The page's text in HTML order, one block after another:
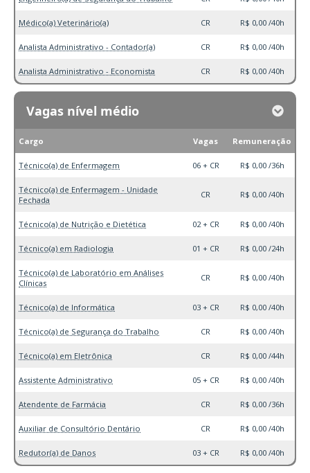
Médico(a) Veterinário(a) CR R$ 0,00 /40h
Analista Administrativo - Contador(a) CR R$ 0,00 /40h
Analista Administrativo - Economista CR R$ 0,00 /40h
Vagas nível médio
Cargo Vagas Remuneração
Técnico(a) de Enfermagem 06 + CR R$ 0,00 /36h
Técnico(a) de Enfermagem - Unidade
Fechada
CR R$ 0,00 /40h
Técnico(a) de Nutrição e Dietética 02 + CR R$ 0,00 /40h
Técnico(a) em Radiologia 01 + CR R$ 0,00 /24h
Técnico(a) de Laboratório em Análises
Clínicas
CR R$ 0,00 /40h
Técnico(a) de Informática 03 + CR R$ 0,00 /40h
Técnico(a) de Segurança do Trabalho CR R$ 0,00 /40h
Técnico(a) em Eletrônica CR R$ 0,00 /44h
Assistente Administrativo 05 + CR R$ 0,00 /40h
Atendente de Farmácia CR R$ 0,00 /36h
Auxiliar de Consultório Dentário CR R$ 0,00 /40h
Redutor(a) de Danos 03 + CR R$ 0,00 /40h